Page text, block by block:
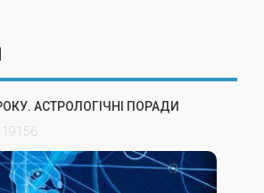
АСТРОЛОГІЧНІ ПОРАДИ
19156